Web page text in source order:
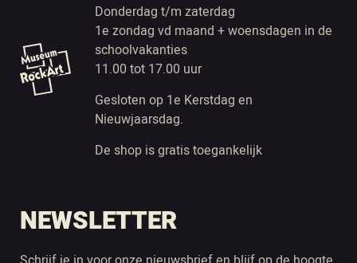
Donderdag t/m zaterdag
1e zondag vd maand + woensdagen in de
schoolvakanties
11.00 tot 17.00 uur
Gesloten op 1e Kerstdag en
Nieuwjaarsdag.
De shop is gratis toegankelijk
NEWSLETTER